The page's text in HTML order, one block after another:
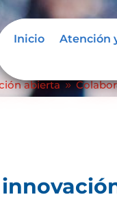
Inicio Atención
abierta 9
Inicio Atención